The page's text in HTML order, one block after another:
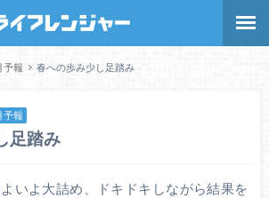
予報 春への歩み少し足踏み
予報
足踏み
いよ大詰め、ドキドキしながら結果を